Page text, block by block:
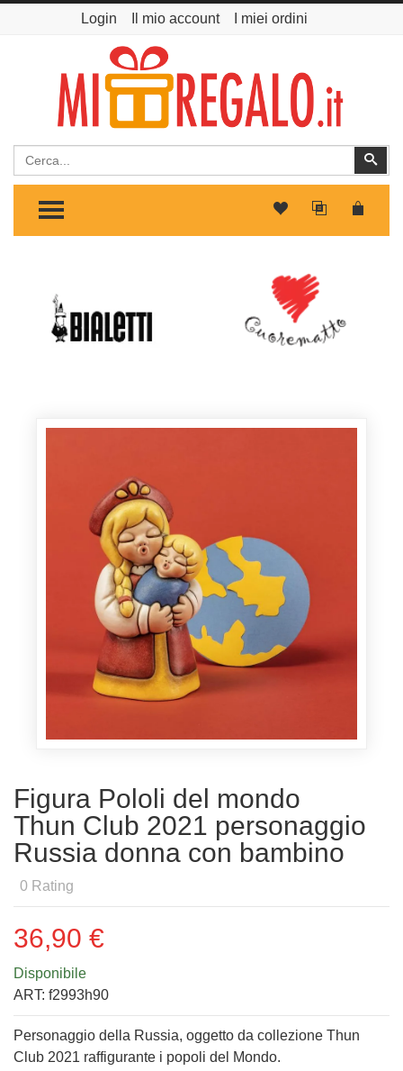
Login Il mio account I miei ordini
Cerca
TOGGLE MENU
Figura Pololi del mondo
Thun Club 2021 personaggio
Russia donna con bambino
0 Rating
36,90 €
Disponibile
ART: f2993h90
Personaggio della Russia, oggetto da collezione Thun
Club 2021 raffigurante i popoli del Mondo.